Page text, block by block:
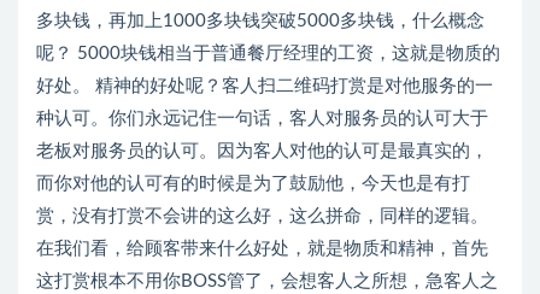
多块钱，再加上1000多块钱突破5000多块钱，什么概念
呢？ 5000块钱相当于普通餐厅经理的工资，这就是物质的
好处。 精神的好处呢？客人扫二维码打赏是对他服务的一
种认可。你们永远记住一句话，客人对服务员的认可大于
老板对服务员的认可。因为客人对他的认可是最真实的，
而你对他的认可有的时候是为了鼓励他，今天也是有打
赏，没有打赏不会讲的这么好，这么拼命，同样的逻辑。
在我们看，给顾客带来什么好处，就是物质和精神，首先
这打赏根本不用你BOSS管了，会想客人之所想，急客人之